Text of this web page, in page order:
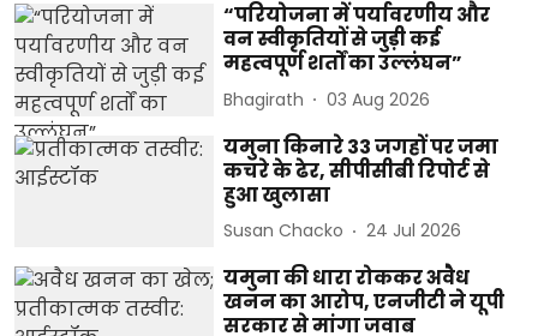
“परियोजना में पर्यावरणीय और
वन स्वीकृतियों से जुड़ी कई
महत्वपूर्ण शर्तों का उल्लंघन”
Bhagirath 03 Aug 2026
यमुना किनारे 33 जगहों पर जमा
कचरे के ढेर, सीपीसीबी रिपोर्ट से
हुआ खुलासा
Susan Chacko 24 Jul 2026
यमुना की धारा रोककर अवैध
खनन का आरोप, एनजीटी ने यूपी
सरकार से मांगा जवाब